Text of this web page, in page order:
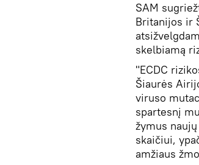
SAM
Britanijos ir
skelbiamą
"ECDC
Šiaurės
viruso
spartesnį
žymus
skaičiui,
amžiaus